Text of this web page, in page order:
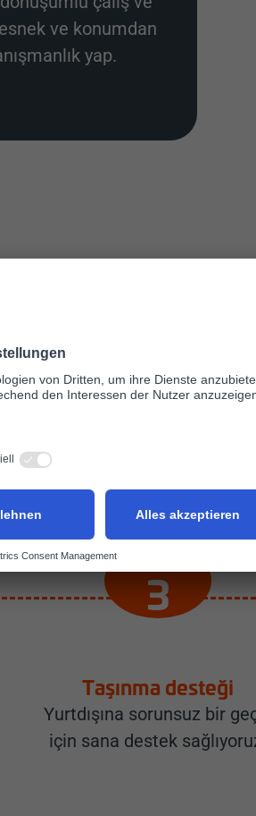
ve konumdan
yap.
taşınmak
ol, buraya hızlıca alışman
senin için
hazır.
Taşınma desteği
Yurtdışına sorunsuz bir
için sana destek